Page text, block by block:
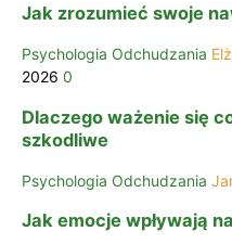
Jak zrozumieć swoje
Psychologia Odchudzania
2026 0
Dlaczego ważenie się
szkodliwe
Psychologia Odchudzania
Jak emocje wpływają